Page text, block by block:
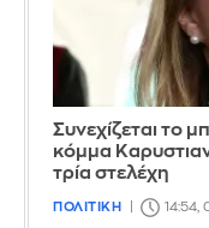
Συνεχίζεται το
κόμμα
τρία στελέχη
ΠΟΛΙΤΙΚΗ 14:54,